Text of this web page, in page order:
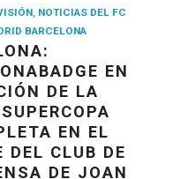
, NOTICIAS DEL FC
BARCELONA
EN
DE LA
EN EL
DEL CLUB DE
DE JOAN